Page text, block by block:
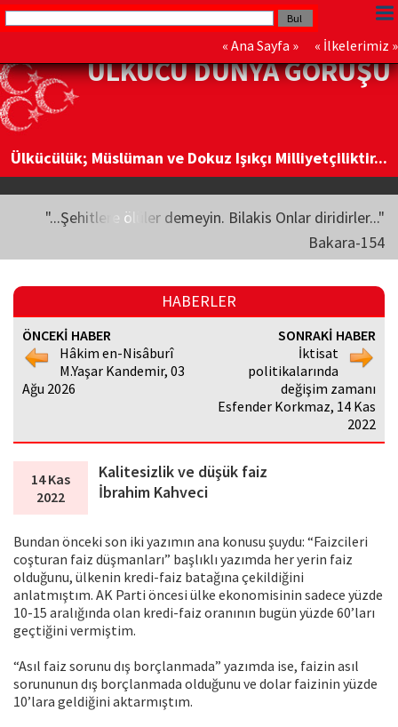
« Ana Sayfa » « İlkelerimiz »
ÜLKÜCÜ DÜNYA GÖRÜŞÜ
Ülkücülük; Müslüman ve Dokuz Işıkçı Milliyetçiliktir...
"...Şehitlere ölüler demeyin. Bilakis Onlar diridirler..."
Bakara-154
HABERLER
ÖNCEKİ HABER
Hâkim en-Nisâburî
M.Yaşar Kandemir, 03
Ağu 2026
SONRAKİ HABER
İktisat
politikalarında
değişim zamanı
Esfender Korkmaz, 14 Kas
2022
14 Kas
2022
Kalitesizlik ve düşük faiz
İbrahim Kahveci
Bundan önceki son iki yazımın ana konusu şuydu: “Faizcileri
coşturan faiz düşmanları” başlıklı yazımda her yerin faiz
olduğunu, ülkenin kredi-faiz batağına çekildiğini
anlatmıştım. AK Parti öncesi ülke ekonomisinin sadece yüzde
10-15 aralığında olan kredi-faiz oranının bugün yüzde 60’ları
geçtiğini vermiştim.
“Asıl faiz sorunu dış borçlanmada” yazımda ise, faizin asıl
sorununun dış borçlanmada olduğunu ve dolar faizinin yüzde
10’lara geldiğini aktarmıştım.